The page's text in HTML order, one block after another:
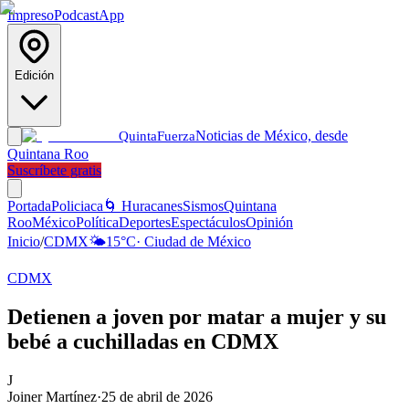
ImpresoPodcastApp
Edición
QuintaFuerzaNoticias de México, desde
Quintana Roo
Suscríbete gratis
PortadaPoliciaca 🌀 HuracanesSismosQuintana
RooMéxicoPolíticaDeportesEspectáculosOpinión
Inicio/CDMX🌤️15°C· Ciudad de México
CDMX
Detienen a joven por matar a mujer y su
bebé a cuchilladas en CDMX
J
Joiner Martínez·25 de abril de 2026